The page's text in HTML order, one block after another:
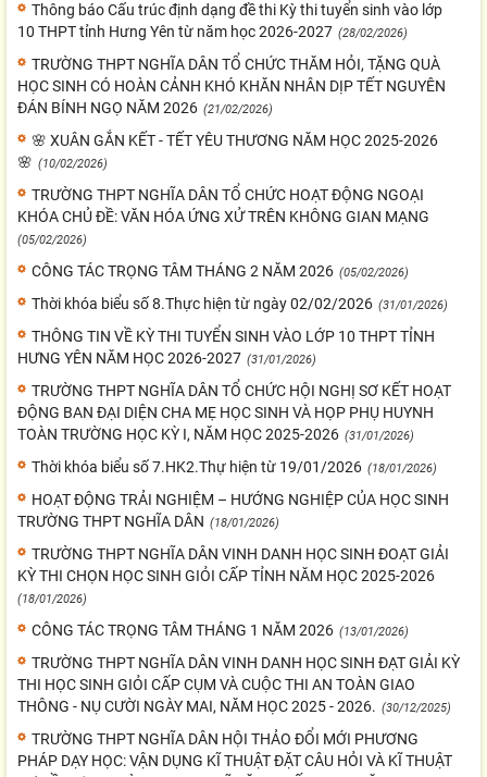
Thông báo Cấu trúc định dạng đề thi Kỳ thi tuyển sinh vào lớp
10 THPT tỉnh Hưng Yên từ năm học 2026-2027 (28/02/2026)
TRƯỜNG THPT NGHĨA DÂN TỔ CHỨC THĂM HỎI, TẶNG QUÀ
HỌC SINH CÓ HOÀN CẢNH KHÓ KHĂN NHÂN DỊP TẾT NGUYÊN
ĐÁN BÍNH NGỌ NĂM 2026 (21/02/2026)
🌸 XUÂN GẮN KẾT - TẾT YÊU THƯƠNG NĂM HỌC 2025-2026
🌸 (10/02/2026)
TRƯỜNG THPT NGHĨA DÂN TỔ CHỨC HOẠT ĐỘNG NGOẠI
KHÓA CHỦ ĐỀ: VĂN HÓA ỨNG XỬ TRÊN KHÔNG GIAN MẠNG
(05/02/2026)
CÔNG TÁC TRỌNG TÂM THÁNG 2 NĂM 2026 (05/02/2026)
Thời khóa biểu số 8.Thực hiện từ ngày 02/02/2026 (31/01/2026)
THÔNG TIN VỀ KỲ THI TUYỂN SINH VÀO LỚP 10 THPT TỈNH
HƯNG YÊN NĂM HỌC 2026-2027 (31/01/2026)
TRƯỜNG THPT NGHĨA DÂN TỔ CHỨC HỘI NGHỊ SƠ KẾT HOẠT
ĐỘNG BAN ĐẠI DIỆN CHA MẸ HỌC SINH VÀ HỌP PHỤ HUYNH
TOÀN TRƯỜNG HỌC KỲ I, NĂM HỌC 2025-2026 (31/01/2026)
Thời khóa biểu số 7.HK2.Thự hiện từ 19/01/2026 (18/01/2026)
HOẠT ĐỘNG TRẢI NGHIỆM – HƯỚNG NGHIỆP CỦA HỌC SINH
TRƯỜNG THPT NGHĨA DÂN (18/01/2026)
TRƯỜNG THPT NGHĨA DÂN VINH DANH HỌC SINH ĐOẠT GIẢI
KỲ THI CHỌN HỌC SINH GIỎI CẤP TỈNH NĂM HỌC 2025-2026
(18/01/2026)
CÔNG TÁC TRỌNG TÂM THÁNG 1 NĂM 2026 (13/01/2026)
TRƯỜNG THPT NGHĨA DÂN VINH DANH HỌC SINH ĐẠT GIẢI KỲ
THI HỌC SINH GIỎI CẤP CỤM VÀ CUỘC THI AN TOÀN GIAO
THÔNG - NỤ CƯỜI NGÀY MAI, NĂM HỌC 2025 - 2026. (30/12/2025)
TRƯỜNG THPT NGHĨA DÂN HỘI THẢO ĐỔI MỚI PHƯƠNG
PHÁP DẠY HỌC: VẬN DỤNG KĨ THUẬT ĐẶT CÂU HỎI VÀ KĨ THUẬT